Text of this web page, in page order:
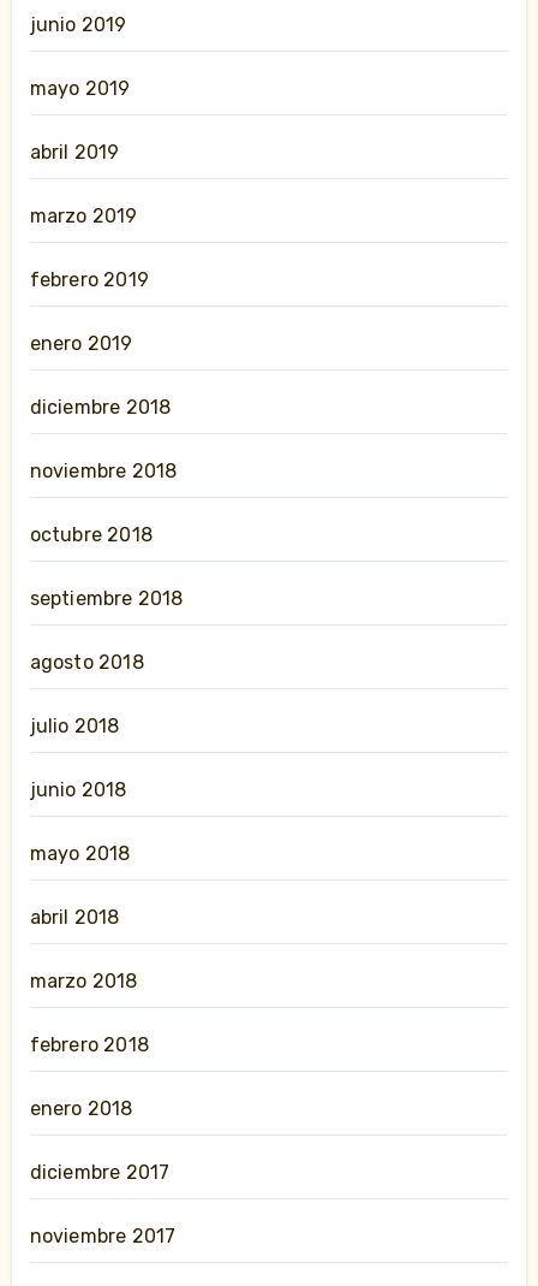
junio 2019
mayo 2019
abril 2019
marzo 2019
febrero 2019
enero 2019
diciembre 2018
noviembre 2018
octubre 2018
septiembre 2018
agosto 2018
julio 2018
junio 2018
mayo 2018
abril 2018
marzo 2018
febrero 2018
enero 2018
diciembre 2017
noviembre 2017